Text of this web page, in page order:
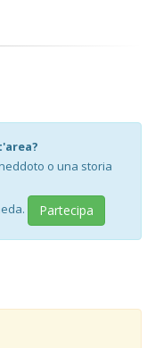
o una storia
Partecipa